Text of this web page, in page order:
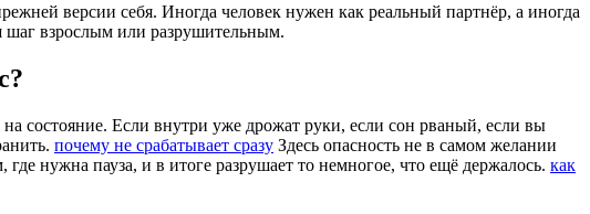
версии себя. Иногда человек нужен как реальный партнёр, а иногда
шаг взрослым или разрушительным.
состояние. Если внутри уже дрожат руки, если сон рваный, если вы
почему не срабатывает сразу Здесь опасность не в самом желании
нужна пауза, и в итоге разрушает то немногое, что ещё держалось. как